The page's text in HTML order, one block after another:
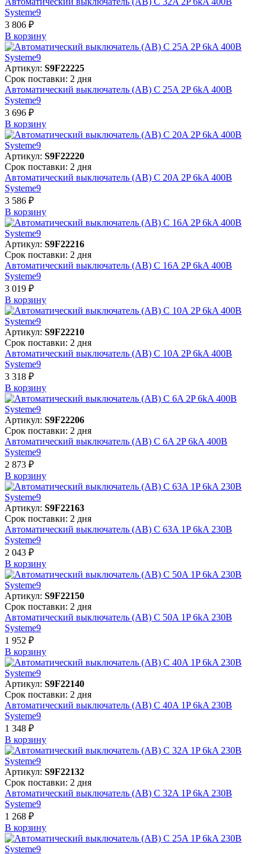
Systeme9
3 806 ₽
В корзинy
Артикул: S9F22225
Срок поставки: 2 дня
Автоматический выключатель (АВ) C 25A 2P 6kA 400В
Systeme9
3 696 ₽
В корзинy
Артикул: S9F22220
Срок поставки: 2 дня
Автоматический выключатель (АВ) C 20A 2P 6kA 400В
Systeme9
3 586 ₽
В корзинy
Артикул: S9F22216
Срок поставки: 2 дня
Автоматический выключатель (АВ) C 16A 2P 6kA 400В
Systeme9
3 019 ₽
В корзинy
Артикул: S9F22210
Срок поставки: 2 дня
Автоматический выключатель (АВ) C 10A 2P 6kA 400В
Systeme9
3 318 ₽
В корзинy
Артикул: S9F22206
Срок поставки: 2 дня
Автоматический выключатель (АВ) C 6A 2P 6kA 400В
Systeme9
2 873 ₽
В корзинy
Артикул: S9F22163
Срок поставки: 2 дня
Автоматический выключатель (АВ) C 63A 1P 6kA 230В
Systeme9
2 043 ₽
В корзинy
Артикул: S9F22150
Срок поставки: 2 дня
Автоматический выключатель (АВ) C 50A 1P 6kA 230В
Systeme9
1 952 ₽
В корзинy
Артикул: S9F22140
Срок поставки: 2 дня
Автоматический выключатель (АВ) C 40A 1P 6kA 230В
Systeme9
1 348 ₽
В корзинy
Артикул: S9F22132
Срок поставки: 2 дня
Автоматический выключатель (АВ) C 32A 1P 6kA 230В
Systeme9
1 268 ₽
В корзинy